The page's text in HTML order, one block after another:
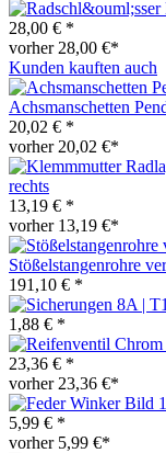
28,00 € *
vorher 28,00 €*
Kunden kauften auch
Achsmanschetten
20,02 € *
vorher 20,02 €*
rechts
13,19 € *
vorher 13,19 €*
Stößelstangenrohre
191,10 € *
1,88 € *
23,36 € *
vorher 23,36 €*
5,99 € *
vorher 5,99 €*